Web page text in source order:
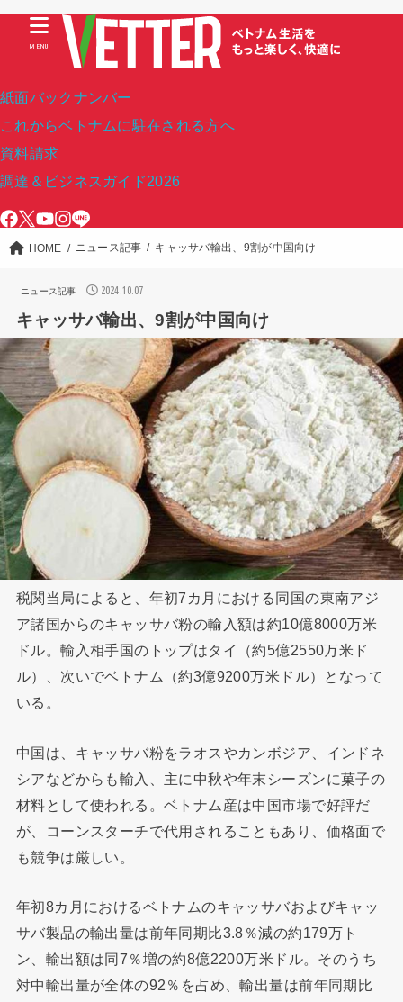
紙面バックナンバー
これからベトナムに駐在される方へ
資料請求
調達＆ビジネスガイド2026
MENU
HOME ニュース記事 キャッサバ輸出、9割が中国向け
ニュース記事 2024.10.07
キャッサバ輸出、9割が中国向け
税関当局によると、年初7カ月における同国の東南アジ
ア諸国からのキャッサバ粉の輸入額は約10億8000万米
ドル。輸入相手国のトップはタイ（約5億2550万米ド
ル）、次いでベトナム（約3億9200万米ドル）となって
いる。
中国は、キャッサバ粉をラオスやカンボジア、インドネ
シアなどからも輸入、主に中秋や年末シーズンに菓子の
材料として使われる。ベトナム産は中国市場で好評だ
が、コーンスターチで代用されることもあり、価格面で
も競争は厳しい。
年初8カ月におけるベトナムのキャッサバおよびキャッ
サバ製品の輸出量は前年同期比3.8％減の約179万ト
ン、輸出額は同7％増の約8億2200万米ドル。そのうち
対中輸出量が全体の92％を占め、輸出量は前年同期比